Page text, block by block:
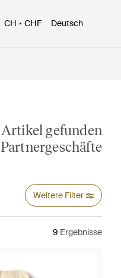
CH CHF Deutsch
Artikel gefunden
Weitere Filter
9 Ergebnisse